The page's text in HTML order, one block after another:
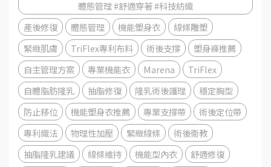
體態管理 #舒適穿著 #科技紡織
產後修復
體態管理 機能塑身衣
線條雕塑
緊緻肌膚
TriFlex專利布料 術後支撐
塑身褲推薦
自主管理方案
專業機能衣 Marena
TriFlex
自體脂肪隆乳
抽脂修復 隆乳術後護理
穩定胸型
防止移位
機能塑身衣推薦 專業支撐帶
術後定位帶
專利織法
物理性加壓 緊緻線條
術後衛教
抽脂隆乳建議
線條維持 機能型內衣
舒適修復